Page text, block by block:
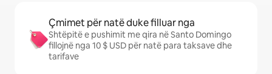
Çmimet për natë duke filluar nga
Shtëpitë e pushimit me qira në Santo Domingo
fillojnë nga 10 $ USD për natë para taksave dhe
tarifave